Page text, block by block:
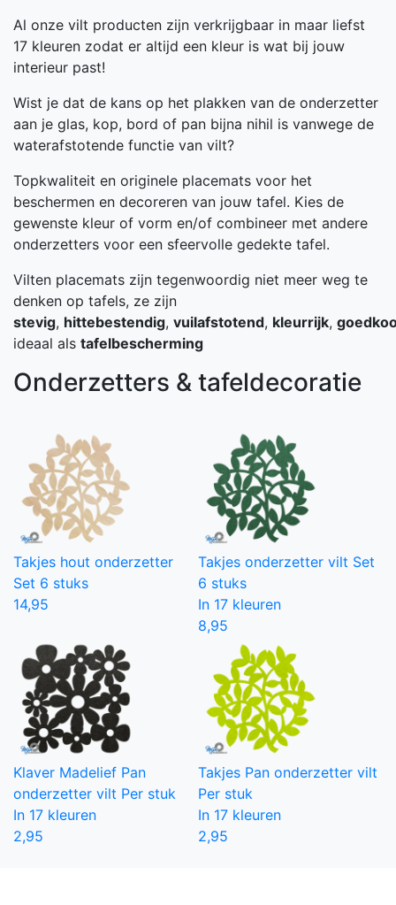
Al onze vilt producten zijn verkrijgbaar in maar liefst
17 kleuren zodat er altijd een kleur is wat bij jouw
interieur past!
Wist je dat de kans op het plakken van de onderzetter
aan je glas, kop, bord of pan bijna nihil is vanwege de
waterafstotende functie van vilt?
Topkwaliteit en originele placemats voor het
beschermen en decoreren van jouw tafel. Kies de
gewenste kleur of vorm en/of combineer met andere
onderzetters voor een sfeervolle gedekte tafel.
Vilten placemats zijn tegenwoordig niet meer weg te
denken op tafels, ze zijn
stevig, hittebestendig, vuilafstotend, kleurrijk,
ideaal als tafelbescherming
Onderzetters & tafeldecoratie
Takjes hout onderzetter
Set 6 stuks
14,95
Takjes onderzetter vilt Set
6 stuks
In 17 kleuren
8,95
Klaver Madelief Pan
onderzetter vilt Per stuk
In 17 kleuren
2,95
Takjes Pan onderzetter vilt
Per stuk
In 17 kleuren
2,95